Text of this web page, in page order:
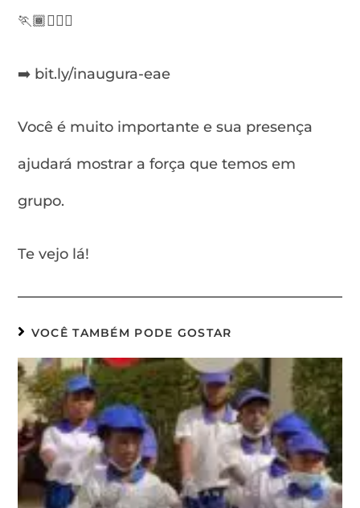
🏃🏾🏃🏾‍♀️
➡️ bit.ly/inaugura-eae
Você é muito importante e sua presença
ajudará mostrar a força que temos em
grupo.
Te vejo lá!
VOCÊ TAMBÉM PODE GOSTAR